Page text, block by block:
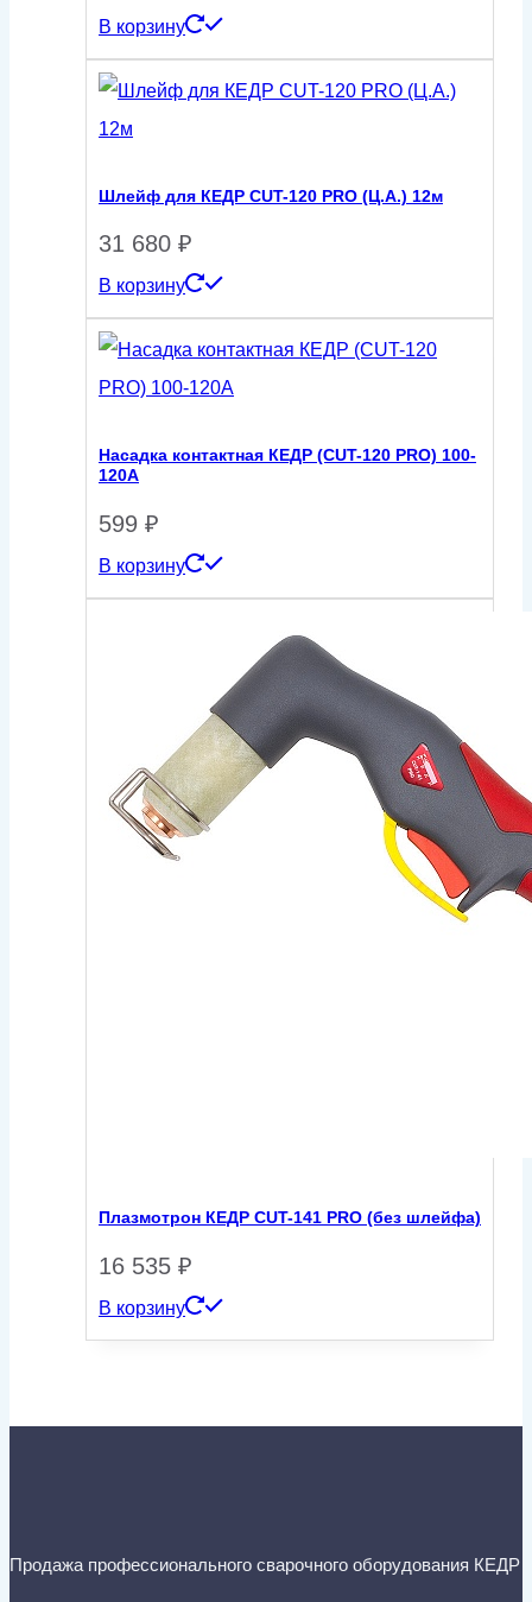
В корзину
Шлейф для КЕДР CUT-120 PRO (Ц.А.) 12м
31 680 ₽
В корзину
Насадка контактная КЕДР (CUT-120 PRO) 100-
120А
599 ₽
В корзину
Плазмотрон КЕДР CUT-141 PRO (без шлейфа)
16 535 ₽
В корзину
Продажа профессионального сварочного оборудования КЕДР